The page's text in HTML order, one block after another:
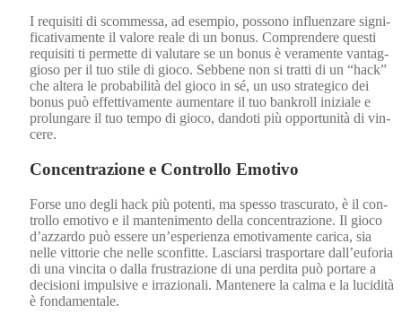
I req­ui­si­ti di scommes­sa, ad esem­pio, pos­sono influen­zare sig­ni­
fica­ti­va­mente il val­ore reale di un bonus. Com­pren­dere questi
req­ui­si­ti ti per­me­tte di val­utare se un bonus è vera­mente van­tag­
gioso per il tuo stile di gio­co. Sebbene non si trat­ti di un “hack”
che altera le prob­a­bil­ità del gio­co in sé, un uso strate­gi­co dei
bonus può effet­ti­va­mente aumentare il tuo bankroll iniziale e
pro­l­un­gare il tuo tem­po di gio­co, dan­doti più oppor­tu­nità di vin­
cere.
Concentrazione e Controllo Emotivo
Forse uno degli hack più poten­ti, ma spes­so trascu­ra­to, è il con­
trol­lo emo­ti­vo e il man­ten­i­men­to del­la con­cen­trazione. Il gio­co
d’azzardo può essere un’esperienza emo­ti­va­mente car­i­ca, sia
nelle vit­to­rie che nelle scon­fitte. Las­cia­r­si trasportare dall’euforia
di una vinci­ta o dal­la frus­trazione di una perdi­ta può portare a
deci­sioni impul­sive e irrazion­ali. Man­tenere la cal­ma e la lucid­ità
è fon­da­men­tale.